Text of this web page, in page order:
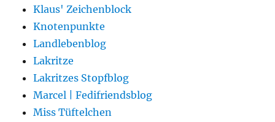
Klaus' Zeichenblock
Knotenpunkte
Landlebenblog
Lakritze
Lakritzes Stopfblog
Marcel | Fedifriendsblog
Miss Tüftelchen